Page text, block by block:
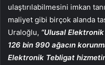
ulaştırılabilmesini imkan
maliyet gibi birçok alanda
Uraloğlu, “Ulusal
126 bin 990 ağacın
Elektronik Tebligat